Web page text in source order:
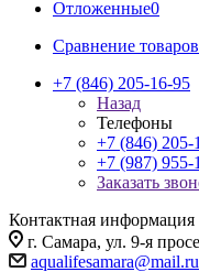
Отложенные0
Сравнение товаров
+7 (846) 205-16-95
Назад
Телефоны
+7 (846) 205-
+7 (987) 955-
Заказать
Контактная информация
г. Самара, ул. 9-я
aqualifesamara@mail.ru